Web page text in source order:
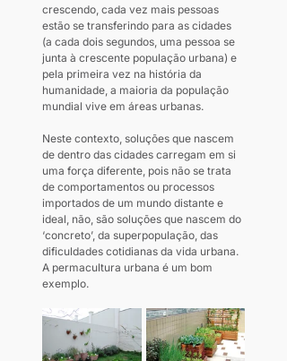
crescendo, cada vez mais pessoas
estão se transferindo para as cidades
(a cada dois segundos, uma pessoa se
junta à crescente população urbana) e
pela primeira vez na história da
humanidade, a maioria da população
mundial vive em áreas urbanas.
Neste contexto, soluções que nascem
de dentro das cidades carregam em si
uma força diferente, pois não se trata
de comportamentos ou processos
importados de um mundo distante e
ideal, não, são soluções que nascem do
‘concreto’, da superpopulação, das
dificuldades cotidianas da vida urbana.
A permacultura urbana é um bom
exemplo.